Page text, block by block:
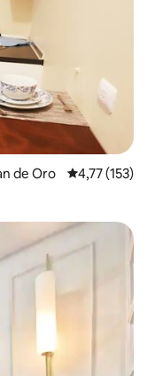
de Oro Évaluation
4,77 (153)